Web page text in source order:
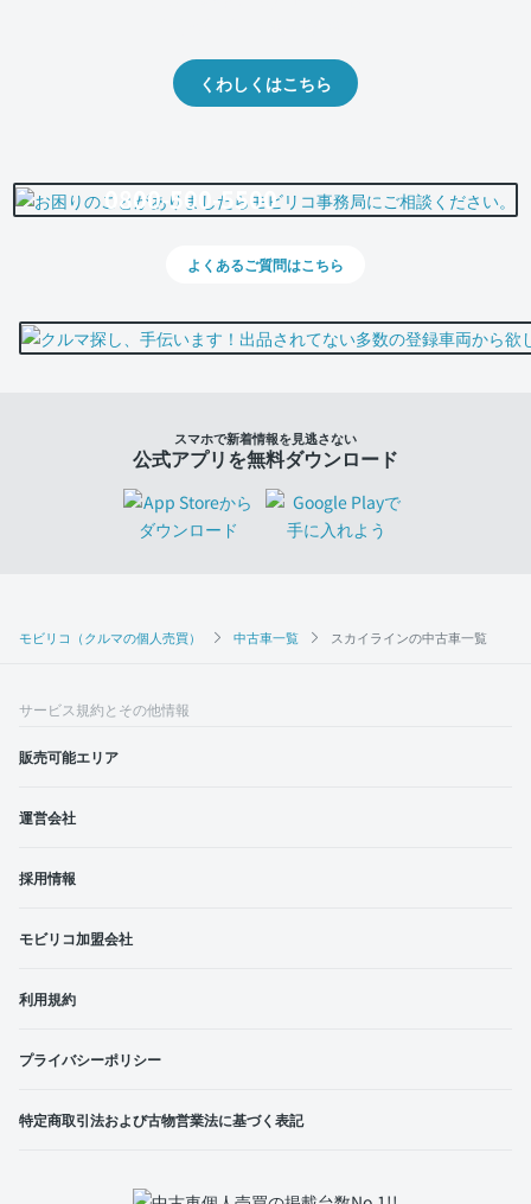
モビリコ（クルマの個人売買） 中古車一覧 スカイラインの中古車一覧
くわしくはこちら
0800-500-5500
よくあるご質問はこちら
スマホで新着情報を見逃さない
公式アプリを無料ダウンロード
サービス規約とその他情報
販売可能エリア
運営会社
採用情報
モビリコ加盟会社
利用規約
プライバシーポリシー
特定商取引法および古物営業法に基づく表記